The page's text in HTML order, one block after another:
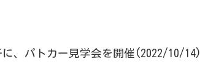
、パトカー見学会を開催(2022/10/14)